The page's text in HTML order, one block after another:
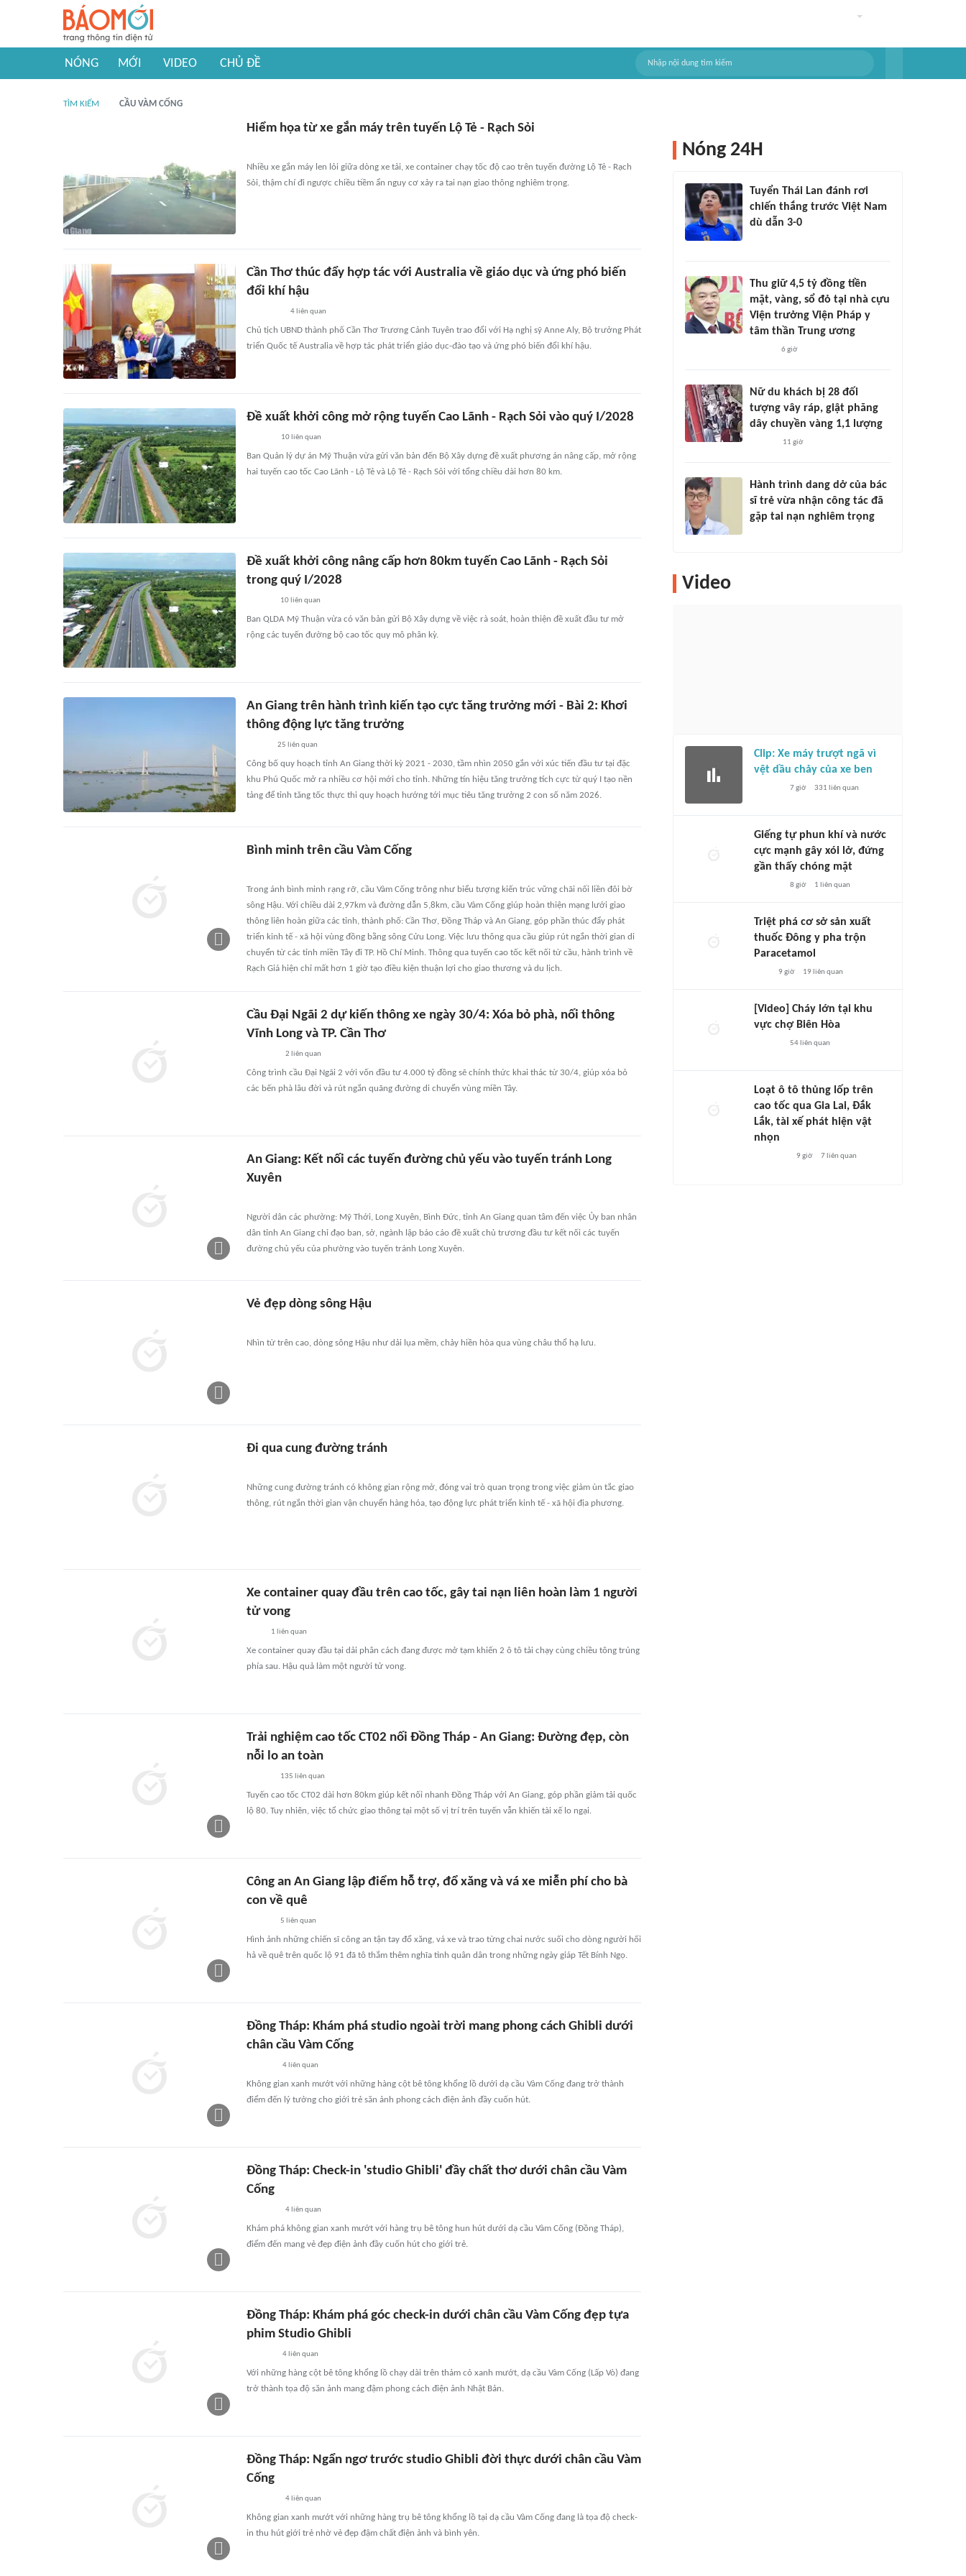
NÓNG MỚI VIDEO CHỦ ĐỀ
TÌM KIẾM CẦU VÀM CỐNG
Hiểm họa từ xe gắn máy trên tuyến Lộ Tẻ - Rạch Sỏi
Nhiều xe gắn máy len lỏi giữa dòng xe tải, xe container chạy tốc độ cao trên tuyến đường Lộ Tẻ - Rạch
Sỏi, thậm chí đi ngược chiều tiềm ẩn nguy cơ xảy ra tai nạn giao thông nghiêm trọng.
Cần Thơ thúc đẩy hợp tác với Australia về giáo dục và ứng phó biến
đổi khí hậu
4liên quan
Chủ tịch UBND thành phố Cần Thơ Trương Cảnh Tuyên trao đổi với Hạ nghị sỹ Anne Aly, Bộ trưởng Phát
triển Quốc tế Australia về hợp tác phát triển giáo dục-đào tạo và ứng phó biến đổi khí hậu.
Đề xuất khởi công mở rộng tuyến Cao Lãnh - Rạch Sỏi vào quý I/2028
10 liên quan
Ban Quản lý dự án Mỹ Thuận vừa gửi văn bản đến Bộ Xây dựng đề xuất phương án nâng cấp, mở rộng
hai tuyến cao tốc Cao Lãnh - Lộ Tẻ và Lộ Tẻ - Rạch Sỏi với tổng chiều dài hơn 80 km.
Đề xuất khởi công nâng cấp hơn 80km tuyến Cao Lãnh - Rạch Sỏi
trong quý I/2028
10liên quan
Ban QLDA Mỹ Thuận vừa có văn bản gửi Bộ Xây dựng về việc rà soát, hoàn thiện đề xuất đầu tư mở
rộng các tuyến đường bộ cao tốc quy mô phân kỳ.
An Giang trên hành trình kiến tạo cực tăng trưởng mới - Bài 2: Khơi
thông động lực tăng trưởng
25 liên quan
Công bố quy hoạch tỉnh An Giang thời kỳ 2021 - 2030, tầm nhìn 2050 gắn với xúc tiến đầu tư tại đặc
khu Phú Quốc mở ra nhiều cơ hội mới cho tỉnh. Những tín hiệu tăng trưởng tích cực từ quý I tạo nền
tảng để tỉnh tăng tốc thực thi quy hoạch hướng tới mục tiêu tăng trưởng 2 con số năm 2026.
Bình minh trên cầu Vàm Cống
Trong ánh bình minh rạng rỡ, cầu Vàm Cống trông như biểu tượng kiến trúc vững chãi nối liền đôi bờ
sông Hậu. Với chiều dài 2,97km và đường dẫn 5,8km, cầu Vàm Cống giúp hoàn thiện mạng lưới giao
thông liên hoàn giữa các tỉnh, thành phố: Cần Thơ, Đồng Tháp và An Giang, góp phần thúc đẩy phát
triển kinh tế - xã hội vùng đồng bằng sông Cửu Long. Việc lưu thông qua cầu giúp rút ngắn thời gian di
chuyển từ các tỉnh miền Tây đi TP. Hồ Chí Minh. Thông qua tuyến cao tốc kết nối từ cầu, hành trình về
Rạch Giá hiện chỉ mất hơn 1 giờ tạo điều kiện thuận lợi cho giao thương và du lịch.
Cầu Đại Ngãi 2 dự kiến thông xe ngày 30/4: Xóa bỏ phà, nối thông
Vĩnh Long và TP. Cần Thơ
2 liên quan
Công trình cầu Đại Ngãi 2 với vốn đầu tư 4.000 tỷ đồng sẽ chính thức khai thác từ 30/4, giúp xóa bỏ
các bến phà lâu đời và rút ngắn quãng đường di chuyển vùng miền Tây.
An Giang: Kết nối các tuyến đường chủ yếu vào tuyến tránh Long
Xuyên
Người dân các phường: Mỹ Thới, Long Xuyên, Bình Đức, tỉnh An Giang quan tâm đến việc Ủy ban nhân
dân tỉnh An Giang chỉ đạo ban, sở, ngành lập báo cáo đề xuất chủ trương đầu tư kết nối các tuyến
đường chủ yếu của phường vào tuyến tránh Long Xuyên.
Vẻ đẹp dòng sông Hậu
Nhìn từ trên cao, dòng sông Hậu như dải lụa mềm, chảy hiền hòa qua vùng châu thổ hạ lưu.
Đi qua cung đường tránh
Những cung đường tránh có không gian rộng mở, đóng vai trò quan trọng trong việc giảm ùn tắc giao
thông, rút ngắn thời gian vận chuyển hàng hóa, tạo động lực phát triển kinh tế - xã hội địa phương.
Xe container quay đầu trên cao tốc, gây tai nạn liên hoàn làm 1 người
tử vong
1 liên quan
Xe container quay đầu tại dải phân cách đang được mở tạm khiến 2 ô tô tải chạy cùng chiều tông trúng
phía sau. Hậu quả làm một người tử vong.
Trải nghiệm cao tốc CT02 nối Đồng Tháp - An Giang: Đường đẹp, còn
nỗi lo an toàn
135 liên quan
Tuyến cao tốc CT02 dài hơn 80km giúp kết nối nhanh Đồng Tháp với An Giang, góp phần giảm tải quốc
lộ 80. Tuy nhiên, việc tổ chức giao thông tại một số vị trí trên tuyến vẫn khiến tài xế lo ngại.
Công an An Giang lập điểm hỗ trợ, đổ xăng và vá xe miễn phí cho bà
con về quê
5 liên quan
Hình ảnh những chiến sĩ công an tận tay đổ xăng, vá xe và trao từng chai nước suối cho dòng người hối
hả về quê trên quốc lộ 91 đã tô thắm thêm nghĩa tình quân dân trong những ngày giáp Tết Bính Ngọ.
Đồng Tháp: Khám phá studio ngoài trời mang phong cách Ghibli dưới
chân cầu Vàm Cống
4liên quan
Không gian xanh mướt với những hàng cột bê tông khổng lồ dưới dạ cầu Vàm Cống đang trở thành
điểm đến lý tưởng cho giới trẻ săn ảnh phong cách điện ảnh đầy cuốn hút.
Đồng Tháp: Check-in 'studio Ghibli' đầy chất thơ dưới chân cầu Vàm
Cống
4 liên quan
Khám phá không gian xanh mướt với hàng trụ bê tông hun hút dưới dạ cầu Vàm Cống (Đồng Tháp),
điểm đến mang vẻ đẹp điện ảnh đầy cuốn hút cho giới trẻ.
Đồng Tháp: Khám phá góc check-in dưới chân cầu Vàm Cống đẹp tựa
phim Studio Ghibli
4liên quan
Với những hàng cột bê tông khổng lồ chạy dài trên thảm cỏ xanh mướt, dạ cầu Vàm Cống (Lấp Vò) đang
trở thành tọa độ săn ảnh mang đậm phong cách điện ảnh Nhật Bản.
Đồng Tháp: Ngẩn ngơ trước studio Ghibli đời thực dưới chân cầu Vàm
Cống
4 liên quan
Không gian xanh mướt với những hàng trụ bê tông khổng lồ tại dạ cầu Vàm Cống đang là tọa độ check-
in thu hút giới trẻ nhờ vẻ đẹp đậm chất điện ảnh và bình yên.
Nóng 24H
Tuyển Thái Lan đánh rơi
chiến thắng trước Việt Nam
dù dẫn 3-0
Thu giữ 4,5 tỷ đồng tiền
mặt, vàng, sổ đỏ tại nhà cựu
Viện trưởng Viện Pháp y
tâm thần Trung ương
6 giờ
Nữ du khách bị 28 đối
tượng vây ráp, giật phăng
dây chuyền vàng 1,1 lượng
11 giờ
Hành trình dang dở của bác
sĩ trẻ vừa nhận công tác đã
gặp tai nạn nghiêm trọng
Video
Clip: Xe máy trượt ngã vì
vệt dầu chảy của xe ben
7 giờ 331 liên quan
Giếng tự phun khí và nước
cực mạnh gây xói lở, đứng
gần thấy chóng mặt
8 giờ 1 liên quan
Triệt phá cơ sở sản xuất
thuốc Đông y pha trộn
Paracetamol
9 giờ 19 liên quan
[Video] Cháy lớn tại khu
vực chợ Biên Hòa
54liên quan
Loạt ô tô thủng lốp trên
cao tốc qua Gia Lai, Đắk
Lắk, tài xế phát hiện vật
nhọn
9 giờ 7liên quan